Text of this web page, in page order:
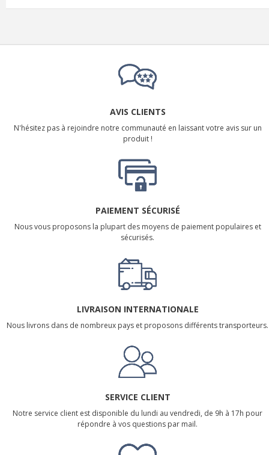
AVIS CLIENTS
N'hésitez pas à rejoindre notre communauté en laissant votre avis sur un
produit !
PAIEMENT SÉCURISÉ
Nous vous proposons la plupart des moyens de paiement populaires et
sécurisés.
LIVRAISON INTERNATIONALE
Nous livrons dans de nombreux pays et proposons différents transporteurs.
SERVICE CLIENT
Notre service client est disponible du lundi au vendredi, de 9h à 17h pour
répondre à vos questions par mail.